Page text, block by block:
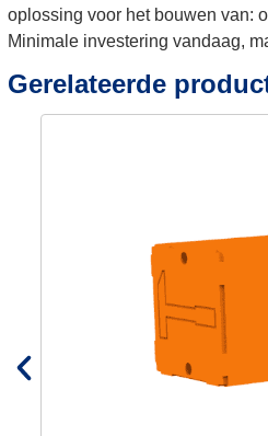
oplossing voor het bouwen van:
Minimale investering vandaag,
Gerelateerde